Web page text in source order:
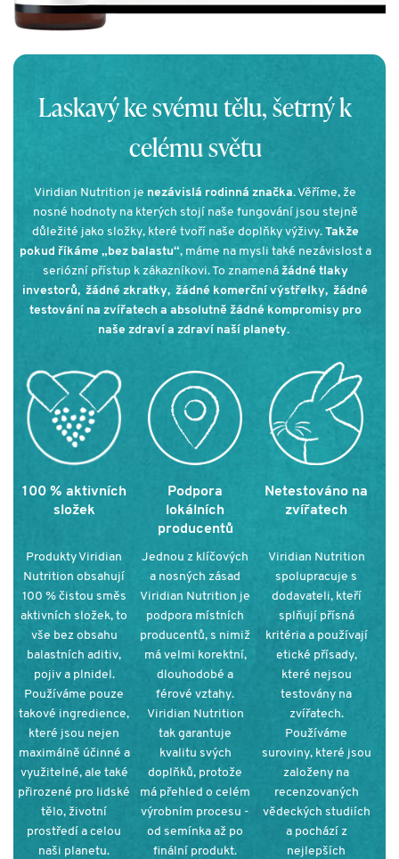
Laskavý ke svému tělu, šetrný k
celému světu
Viridian Nutrition je nezávislá rodinná značka.Věříme, že
nosné hodnoty na kterých stojí naše fungování jsou stejně
důležité jako složky, které tvoří naše doplňky výživy. Takže
pokud říkáme „bez balastu“, máme na mysli také nezávislost a
seriózní přístup k zákazníkovi. To znamená žádné tlaky
investorů, žádné zkratky, žádné komerční výstřelky, žádné
testování na zvířatech a absolutně žádné kompromisy pro
naše zdraví a zdraví naší planety.
100 % aktivních
složek
Podpora
lokálních
producentů
Netestováno na
zvířatech
Produkty Viridian
Nutrition obsahují
100 % čistou směs
aktivních složek, to
vše bez obsahu
balastních aditiv,
pojiv a plnidel.
Používáme pouze
takové ingredience,
které jsou nejen
maximálně účinné a
využitelné, ale také
přirozené pro lidské
tělo, životní
prostředí a celou
naši planetu.
Jednou z klíčových
a nosných zásad
Viridian Nutrition je
podpora místních
producentů, s nimiž
má velmi korektní,
dlouhodobé a
férové vztahy.
Viridian Nutrition
tak garantuje
kvalitu svých
doplňků, protože
má přehled o celém
výrobním procesu -
od semínka až po
finální produkt.
Viridian Nutrition
spolupracuje s
dodavateli, kteří
splňují přísná
kritéria a používají
etické přísady,
které nejsou
testovány na
zvířatech.
Používáme
suroviny, které jsou
založeny na
recenzovaných
vědeckých studiích
a pochází z
nejlepších